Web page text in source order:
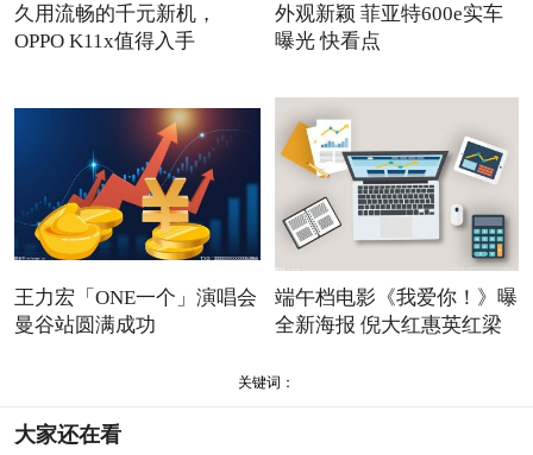
久用流畅的千元新机，
OPPO K11x值得入手
外观新颖 菲亚特600e实车
曝光 快看点
王力宏「ONE一个」演唱会
曼谷站圆满成功
端午档电影《我爱你！》曝
全新海报 倪大红惠英红梁
关键词：
大家还在看